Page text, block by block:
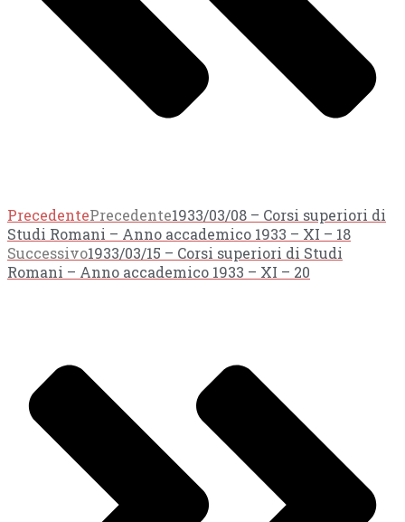
PrecedentePrecedente1933/03/08 – Corsi superiori di
Studi Romani – Anno accademico 1933 – XI – 18
Successivo1933/03/15 – Corsi superiori di Studi
Romani – Anno accademico 1933 – XI – 20